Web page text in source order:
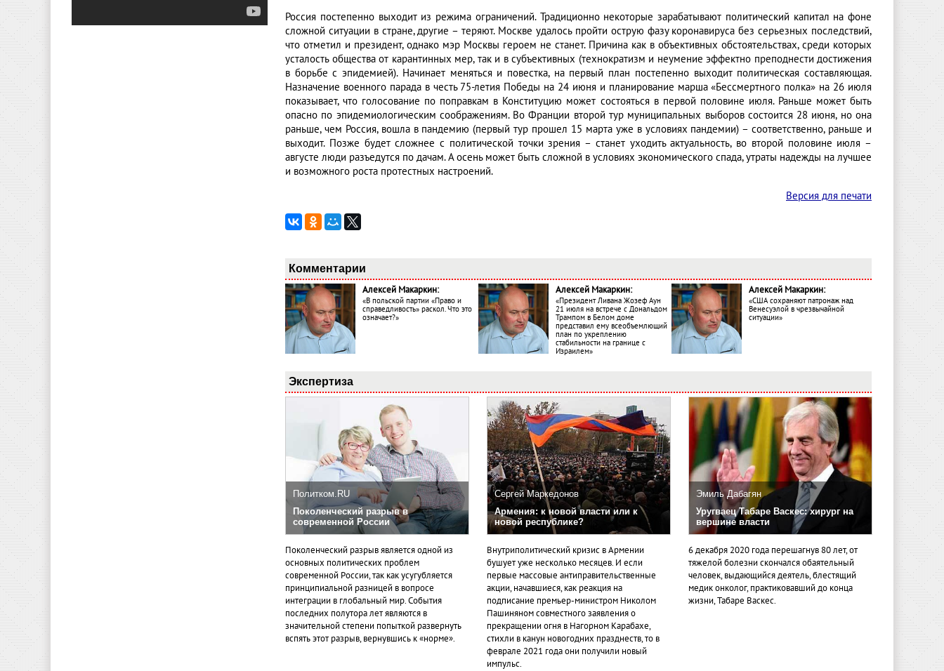
Россия постепенно выходит из режима ограничений. Традиционно некоторые зарабатывают политический капитал на фоне
сложной ситуации в стране, другие – теряют. Москве удалось пройти острую фазу коронавируса без серьезных последствий,
что отметил и президент, однако мэр Москвы героем не станет. Причина как в объективных обстоятельствах, среди которых
усталость общества от карантинных мер, так и в субъективных (технократизм и неумение эффектно преподнести достижения
в борьбе с эпидемией). Начинает меняться и повестка, на первый план постепенно выходит политическая составляющая.
Назначение военного парада в честь 75-летия Победы на 24 июня и планирование марша «Бессмертного полка» на 26 июля
показывает, что голосование по поправкам в Конституцию может состояться в первой половине июля. Раньше может быть
опасно по эпидемиологическим соображениям. Во Франции второй тур муниципальных выборов состоится 28 июня, но она
раньше, чем Россия, вошла в пандемию (первый тур прошел 15 марта уже в условиях пандемии) – соответственно, раньше и
выходит. Позже будет сложнее с политической точки зрения – станет уходить актуальность, во второй половине июля –
августе люди разъедутся по дачам. А осень может быть сложной в условиях экономического спада, утраты надежды на лучшее
и возможного роста протестных настроений.
Версия для печати
Комментарии
Алексей Макаркин:
«В польской партии «Право и
справедливость» раскол. Что это
означает?»
Алексей Макаркин:
«Президент Ливана Жозеф Аун
21 июля на встрече с Дональдом
Трампом в Белом доме
представил ему всеобъемлющий
план по укреплению
стабильности на границе с
Израилем»
Алексей Макаркин:
«США сохраняют патронаж над
Венесуэлой в чрезвычайной
ситуации»
Экспертиза
Политком.RU
Поколенческий разрыв в
современной России
Поколенческий разрыв является одной из
основных политических проблем
современной России, так как усугубляется
принципиальной разницей в вопросе
интеграции в глобальный мир. События
последних полутора лет являются в
значительной степени попыткой развернуть
вспять этот разрыв, вернувшись к «норме».
Сергей Маркедонов
Армения: к новой власти или к
новой республике?
Внутриполитический кризис в Армении
бушует уже несколько месяцев. И если
первые массовые антиправительственные
акции, начавшиеся, как реакция на
подписание премьер-министром Николом
Пашиняном совместного заявления о
прекращении огня в Нагорном Карабахе,
стихли в канун новогодних празднеств, то в
феврале 2021 года они получили новый
импульс.
Эмиль Дабагян
Уругваец Табаре Васкес: хирург на
вершине власти
6 декабря 2020 года перешагнув 80 лет, от
тяжелой болезни скончался обаятельный
человек, выдающийся деятель, блестящий
медик онколог, практиковавший до конца
жизни, Табаре Васкес.